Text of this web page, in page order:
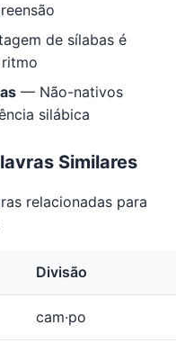
de sílabas é
— Não-nativos
silábica
Similares
relacionadas para
Divisão
cam·po